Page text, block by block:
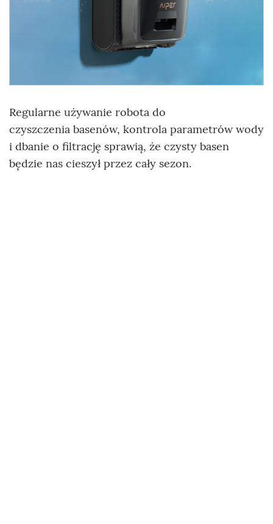
Regularne używanie robota do
czyszczenia basenów, kontrola parametrów wody
i dbanie o filtrację sprawią, że czysty basen
będzie nas cieszył przez cały sezon.